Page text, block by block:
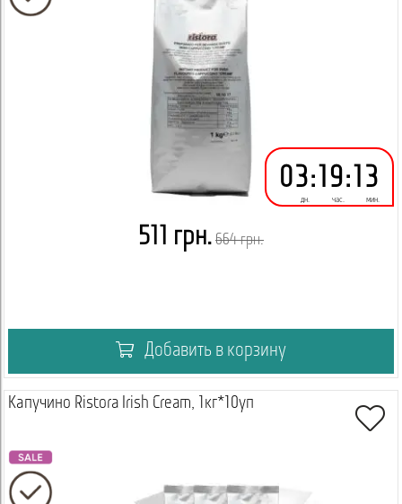
03
дн.
: 19
час.
: 13
мин.
511 грн. 664 грн.
Добавить в корзину
Капучино Ristora Irish Cream, 1кг*10уп